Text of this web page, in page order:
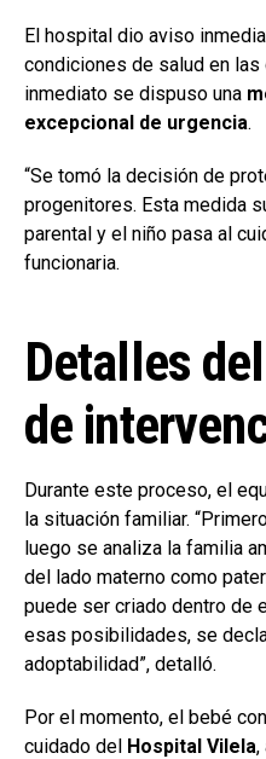
El hospital dio aviso
condiciones de salud en
inmediato se dispuso una
excepcional de urgencia.
“Se tomó la decisión de
progenitores. Esta medida
parental y el niño pasa al
funcionaria.
Detalles
de
Durante este proceso, el
la situación familiar.
luego se analiza la familia
del lado materno como
puede ser criado dentro de
esas posibilidades, se
adoptabilidad”, detalló.
Por el momento, el bebé
cuidado del Hospital Vilela,